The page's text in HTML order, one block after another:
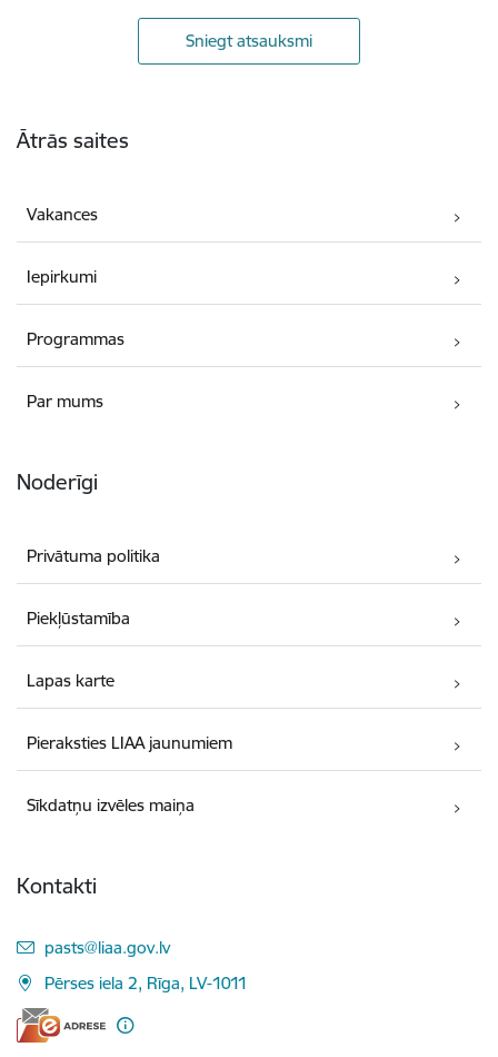
Sniegt atsauksmi
Ātrās saites
Vakances
Iepirkumi
Programmas
Par mums
Noderīgi
Privātuma politika
Piekļūstamība
Lapas karte
Pieraksties LIAA jaunumiem
Sīkdatņu izvēles maiņa
Kontakti
E-pasts:
pasts@liaa.gov.lv
Pērses iela 2, Rīga, LV-1011